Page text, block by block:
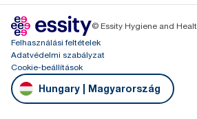
© Essity Hygiene and
Felhasználási feltételek
Adatvédelmi szabályzat
Cookie-beállítások
Hungary | Magyarország